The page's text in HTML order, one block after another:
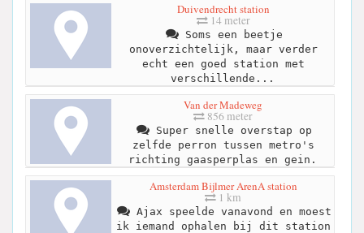
Duivendrecht station
14 meter
Soms een beetje
onoverzichtelijk, maar verder
echt een goed station met
verschillende...
Van der Madeweg
856 meter
Super snelle overstap op
zelfde perron tussen metro's
richting gaasperplas en gein.
Amsterdam Bijlmer ArenA station
1 km
Ajax speelde vanavond en moest
ik iemand ophalen bij dit station